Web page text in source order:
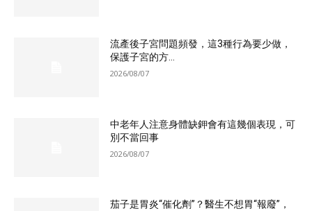
流產後子宮問題頻發，這3種行為要少做，
保護子宮的方...
2026/08/07
中老年人注意身體缺鉀會有這幾個表現，可
別不當回事
2026/08/07
茄子是胃炎“催化劑”？醫生不想胃“報廢”，